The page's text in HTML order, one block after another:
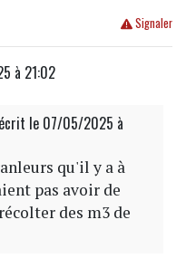
Signaler
à 21:02
le 07/05/2025 à
qu'il y a à
pas avoir de
des m3 de